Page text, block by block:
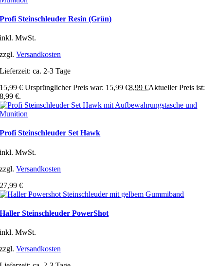
Profi Steinschleuder Resin (Grün)
inkl. MwSt.
zzgl.Versandkosten
Lieferzeit:ca. 2-3 Tage
15,99€ Ursprünglicher Preis war: 15,99 €8,99€Aktueller Preis ist:
8,99 €.
Profi Steinschleuder Set Hawk
inkl. MwSt.
zzgl.Versandkosten
27,99€
Haller Steinschleuder PowerShot
inkl. MwSt.
zzgl.Versandkosten